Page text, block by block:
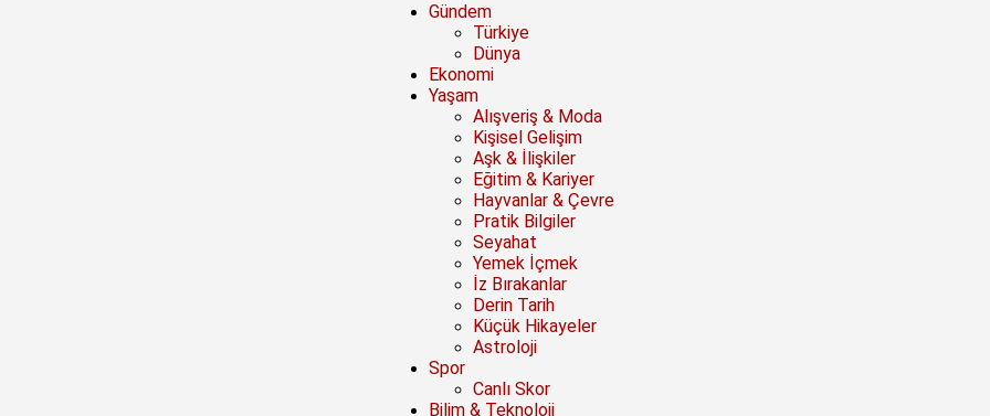
Gündem
Türkiye
Dünya
Ekonomi
Yaşam
Alışveriş & Moda
Kişisel Gelişim
Aşk & İlişkiler
Eğitim & Kariyer
Hayvanlar & Çevre
Pratik Bilgiler
Seyahat
Yemek İçmek
İz Bırakanlar
Derin Tarih
Küçük Hikayeler
Astroloji
Spor
Canlı Skor
Bilim & Teknoloji